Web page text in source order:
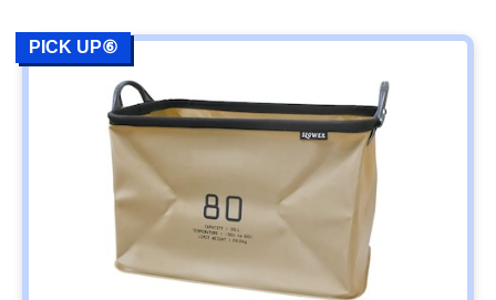
PICK UP⑥